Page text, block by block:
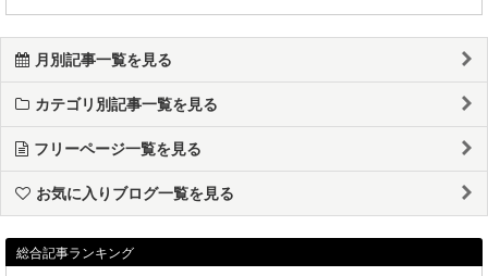
月別記事一覧を見る
カテゴリ別記事一覧を見る
フリーページ一覧を見る
お気に入りブログ一覧を見る
総合記事ランキング